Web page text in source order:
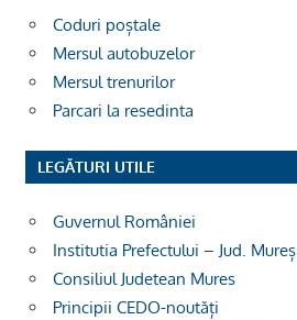
Coduri poștale
Mersul autobuzelor
Mersul trenurilor
Parcari la resedinta
LEGĂTURI UTILE
Guvernul României
Institutia Prefectului – Jud. Mureș
Consiliul Judetean Mures
Principii CEDO-noutăți